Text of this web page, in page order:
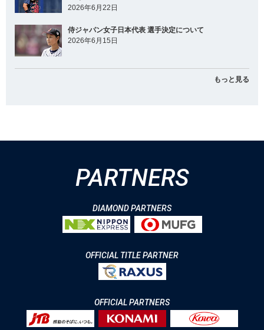
2026年6月22日
侍ジャパン女子日本代表 選手決定について
2026年6月15日
もっと見る
PARTNERS
DIAMOND PARTNERS
OFFICIAL TITLE PARTNER
OFFICIAL PARTNERS